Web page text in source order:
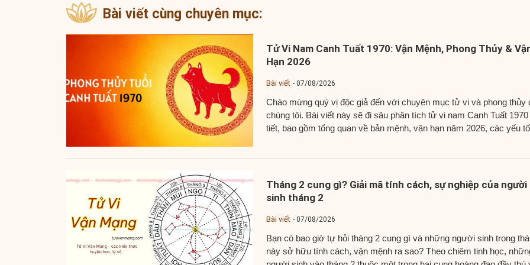
Bài viết cùng chuyên mục:
Tử Vi Nam Canh Tuất 1970: Vận Mệnh, Phong Thủy &
Hạn 2026
Bài viết 07/08/2026
Chào mừng quý vị độc giả đến với chuyên mục tử vi và phong thủy
chúng tôi. Bài viết này sẽ đi sâu phân tích tử vi nam Canh Tuất 1970
tiết, bao gồm tổng quan về bản mệnh, vận hạn năm 2026, các yếu tố
Tháng 2 cung gì? Giải mã tính cách, sự nghiệp của người
sinh tháng 2
Bài viết 07/08/2026
Bạn có bao giờ tự hỏi tháng 2 cung gì và những người sinh trong
này sở hữu tính cách, vận mệnh ra sao? Theo chiêm tinh học,